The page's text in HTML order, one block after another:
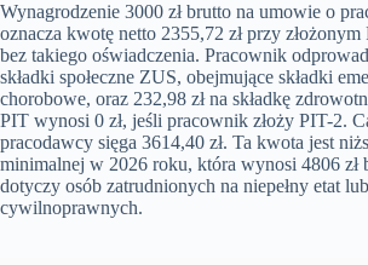
Wynagrodzenie 3000 zł brutto na umowie o
oznacza kwotę netto 2355,72 zł przy
bez takiego oświadczenia. Pracownik
składki społeczne ZUS, obejmujące składki
chorobowe, oraz 232,98 zł na składkę
PIT wynosi 0 zł, jeśli pracownik złoży PIT-2.
pracodawcy sięga 3614,40 zł. Ta kwota jest
minimalnej w 2026 roku, która wynosi 4806 zł
dotyczy osób zatrudnionych na niepełny etat
cywilnoprawnych.